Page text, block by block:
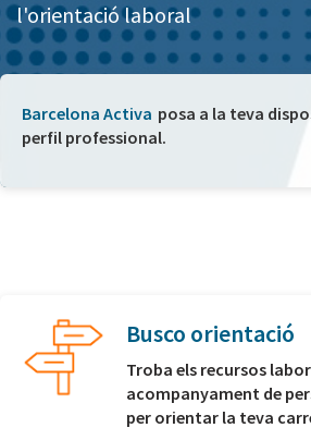
l'orientació laboral
Barcelona Activa posa a la teva
perfil professional.
Busco orientació
Troba els recursos
acompanyament de
per orientar la teva